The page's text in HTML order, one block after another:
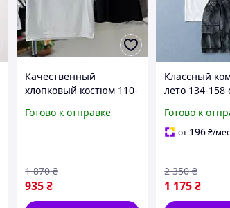
Качественный
хлопковый костюм 110-
мальчика, летние
Готово к отправке
935₴
1 870 ₴
Классный
лето 134-158
для
подростков,
Готово к
от 196₴/мес
1 175₴
2 350 ₴